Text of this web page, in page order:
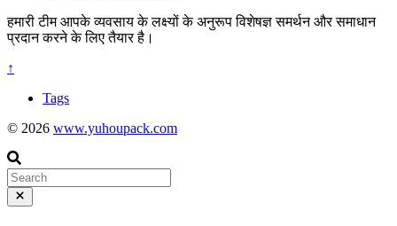
हमारी टीम आपके व्यवसाय के लक्ष्यों के अनुरूप विशेषज्ञ समर्थन और समाधान
प्रदान करने के लिए तैयार है।
↑
Tags
© 2026 www.yuhoupack.com